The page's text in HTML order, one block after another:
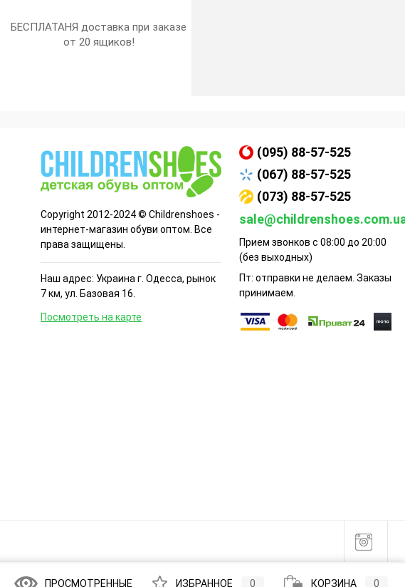
БЕСПЛАТАНЯ доставка при заказе
от 20 ящиков!
Copyright 2012-2024 © Childrenshoes -
интернет-магазин обуви оптом. Все
права защищены.
Наш адрес: Украина г. Одесса, рынок
7 км, ул. Базовая 16.
Посмотреть на карте
(095) 88-57-525
(067) 88-57-525
(073) 88-57-525
Прием звонков с 08:00 до 20:00
(без выходных)
Пт: отправки не делаем. Заказы
принимаем.
ПРОСМОТРЕННЫЕ ИЗБРАННОЕ 0 КОРЗИНА 0